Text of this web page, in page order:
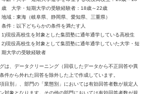
歳 大学・短期大学の受験経験者：18歳～22歳
地域：東海（岐阜県、静岡県、愛知県、三重県）
条件：以下どちらかの条件を満たす人
1)現役高校生を対象とした集団塾に通年通学している高校生
2)現役高校生を対象として集団塾に通年通学していた大学・短
期大学の受験経験者
は、データクリーニング（回収したデータから不正回答や異
件から外れた回答を除外した上で作成しています。
目別」、部門の「業態別」においては有効回答者数が規定人
対象となります。その他の部門においては有効回答者数が規